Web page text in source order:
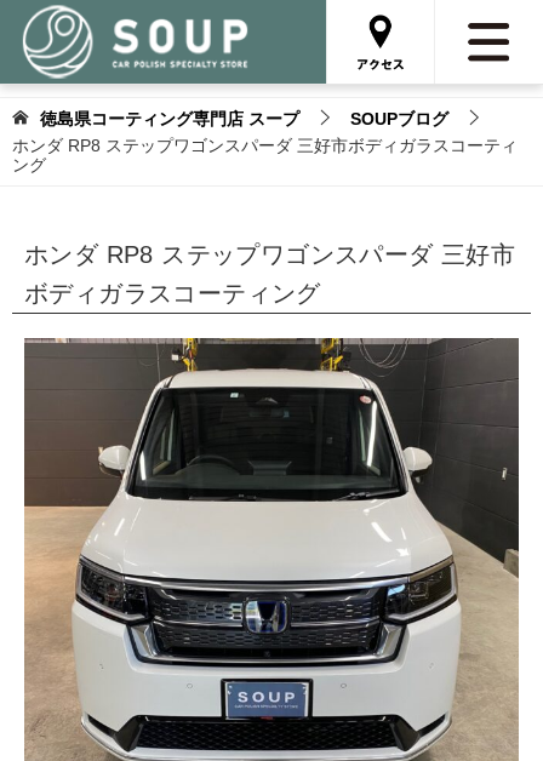
徳島県コーティング専門店 スープ
SOUPブログ
ホンダ RP8 ステップワゴンスパーダ 三好市ボディガラスコーティ
ング
ホンダ RP8 ステップワゴンスパーダ 三好市
ボディガラスコーティング